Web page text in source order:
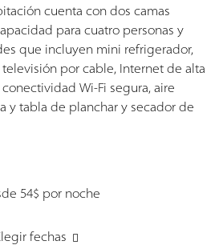
cuenta con dos camas
para cuatro personas y
que incluyen mini refrigerador,
por cable, Internet de alta
Wi-Fi segura, aire
y tabla de planchar y secador de
54$ por noche
fechas